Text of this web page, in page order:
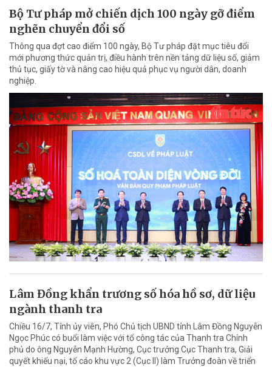
Bộ Tư pháp mở chiến dịch 100 ngày gỡ điểm
nghẽn chuyển đổi số
Thông qua đợt cao điểm 100 ngày, Bộ Tư pháp đặt mục tiêu đổi
mới phương thức quản trị, điều hành trên nền tảng dữ liệu số, giảm
thủ tục, giấy tờ và nâng cao hiệu quả phục vụ người dân, doanh
nghiệp.
Lâm Đồng khẩn trương số hóa hồ sơ, dữ liệu
ngành thanh tra
Chiều 16/7, Tỉnh ủy viên, Phó Chủ tịch UBND tỉnh Lâm Đồng Nguyễn
Ngọc Phúc có buổi làm việc với tổ công tác của Thanh tra Chính
phủ do ông Nguyễn Mạnh Hường, Cục trưởng Cục Thanh tra, Giải
quyết khiếu nại, tố cáo khu vực 2 (Cục II) làm Trưởng đoàn về triển